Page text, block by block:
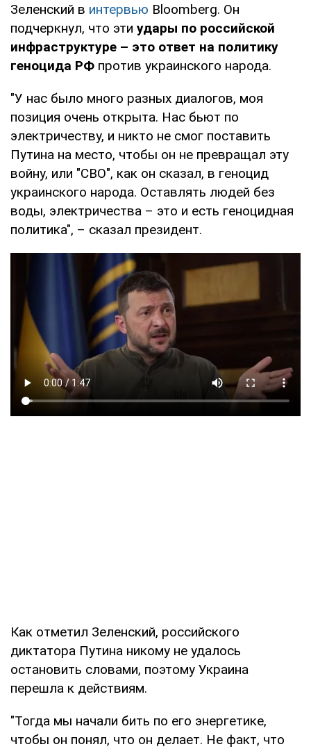
Зеленский в интервью Bloomberg. Он
подчеркнул, что эти удары по российской
инфраструктуре – это ответ на политику
геноцида РФ против украинского народа.
"У нас было много разных диалогов, моя
позиция очень открыта. Нас бьют по
электричеству, и никто не смог поставить
Путина на место, чтобы он не превращал эту
войну, или "СВО", как он сказал, в геноцид
украинского народа. Оставлять людей без
воды, электричества – это и есть геноцидная
политика", – сказал президент.
Как отметил Зеленский, российского
диктатора Путина никому не удалось
остановить словами, поэтому Украина
перешла к действиям.
"Тогда мы начали бить по его энергетике,
чтобы он понял, что он делает. Не факт, что